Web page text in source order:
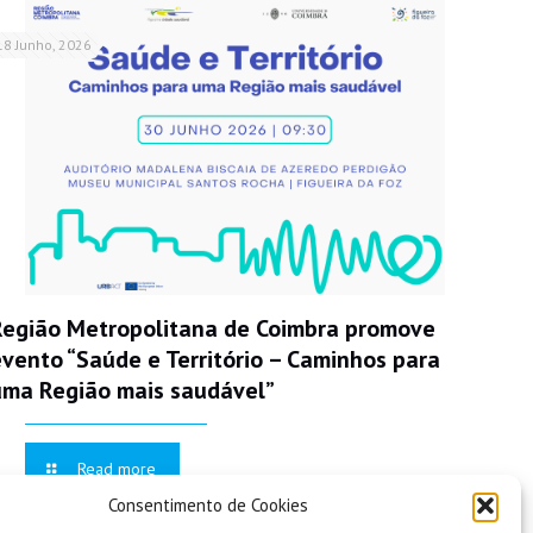
Consentimento de Cookies
Junho, 2026
Metropolitana de Coimbra promove
“Saúde e Território – Caminhos para
Região mais saudável”
Read more